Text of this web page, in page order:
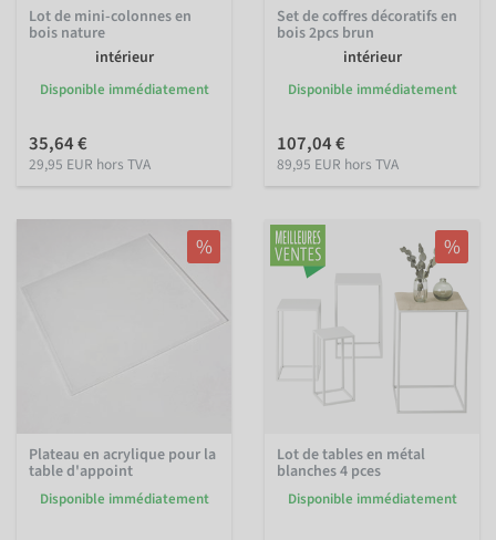
Lot de mini-colonnes en
bois nature
intérieur
Disponible immédiatement
35,64 €
29,95 EUR hors TVA
Set de coffres décoratifs en
bois 2pcs brun
intérieur
Disponible immédiatement
107,04 €
89,95 EUR hors TVA
%
Plateau en acrylique pour la
table d'appoint
Disponible immédiatement
%
Lot de tables en métal
blanches 4 pces
Disponible immédiatement